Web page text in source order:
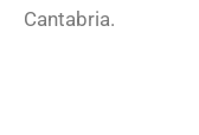
Cantabria.